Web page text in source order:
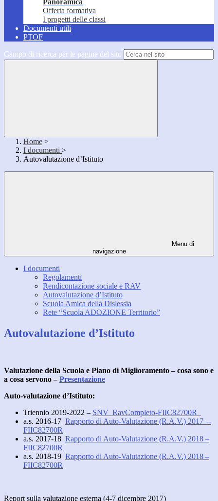
Panoramica
Offerta formativa
I progetti delle classi
Documenti utili
PTOF
Campo di ricerca per le pagine del sito
Home >
I documenti >
Autovalutazione d’Istituto
Menu di
navigazione
I documenti
Regolamenti
Rendicontazione sociale e RAV
Autovalutazione d’Istituto
Scuola Amica della Dislessia
Rete “Scuola ADOZIONE Territorio”
Autovalutazione d’Istituto
Valutazione della Scuola e Piano di Miglioramento – cosa sono e
a cosa servono –Presentazione
Auto-valutazione d’Istituto:
Triennio 2019-2022 – SNV_RavCompleto-FIIC82700R_
a.s. 2016-17 Rapporto di Auto-Valutazione (R.A.V.) 2017 –
FIIC82700R
a.s. 2017-18 Rapporto di Auto-Valutazione (R.A.V.) 2018 –
FIIC82700R
a.s. 2018-19 Rapporto di Auto-Valutazione (R.A.V.) 2018 –
FIIC82700R
Report sulla valutazione esterna (4-7 dicembre 2017)